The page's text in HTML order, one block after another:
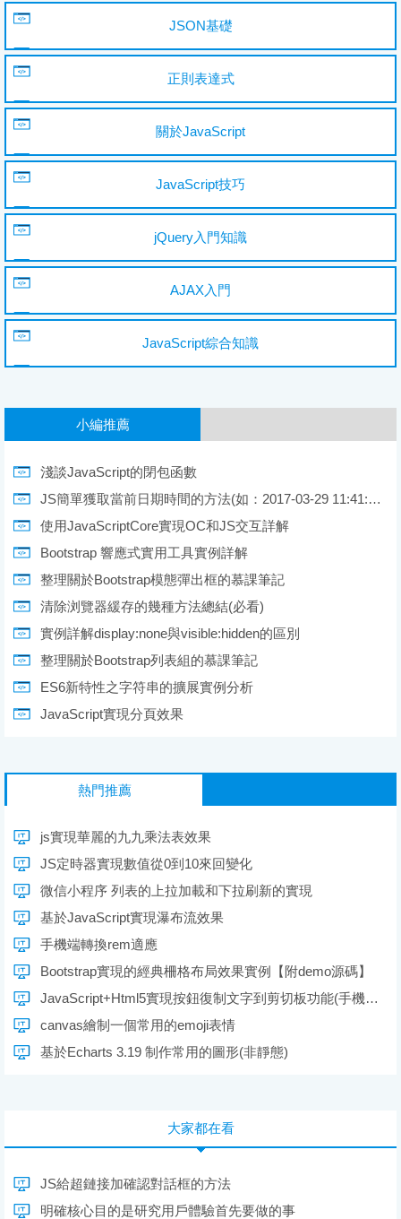
JSON基礎
正則表達式
關於JavaScript
JavaScript技巧
jQuery入門知識
AJAX入門
JavaScript綜合知識
小編推薦
淺談JavaScript的閉包函數
JS簡單獲取當前日期時間的方法(如：2017-03-29 11:41:10 星期四)
使用JavaScriptCore實現OC和JS交互詳解
Bootstrap 響應式實用工具實例詳解
整理關於Bootstrap模態彈出框的慕課筆記
清除浏覽器緩存的幾種方法總結(必看)
實例詳解display:none與visible:hidden的區別
整理關於Bootstrap列表組的慕課筆記
ES6新特性之字符串的擴展實例分析
JavaScript實現分頁效果
熱門推薦
js實現華麗的九九乘法表效果
JS定時器實現數值從0到10來回變化
微信小程序 列表的上拉加載和下拉刷新的實現
基於JavaScript實現瀑布流效果
手機端轉換rem適應
Bootstrap實現的經典柵格布局效果實例【附demo源碼】
JavaScript+Html5實現按鈕復制文字到剪切板功能(手機網頁兼容)
canvas繪制一個常用的emoji表情
基於Echarts 3.19 制作常用的圖形(非靜態)
大家都在看
JS給超鏈接加確認對話框的方法
明確核心目的是研究用戶體驗首先要做的事